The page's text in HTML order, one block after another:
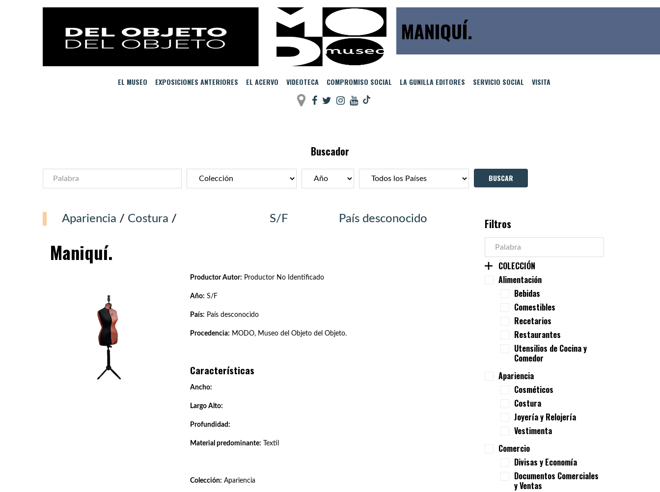
MANIQUÍ.
EL MUSEO EXPOSICIONES ANTERIORES EL ACERVO VIDEOTECA COMPROMISO SOCIAL LA GUNILLA EDITORES SERVICIO SOCIAL VISITA
Buscador
Apariencia / Costura / S/F País desconocido
Maniquí.
Productor Autor: Productor No Identificado
Año: S/F
País: País desconocido
Procedencia: MODO, Museo del Objeto del Objeto.
Características
Ancho:
Largo Alto:
Profundidad:
Material predominante: Textil
Colección: Apariencia
Filtros
COLECCIÓN
Alimentación
Bebidas
Comestibles
Recetarios
Restaurantes
Utensilios de Cocina y
Comedor
Apariencia
Cosméticos
Costura
Joyería y Relojería
Vestimenta
Comercio
Divisas y Economía
Documentos Comerciales
y Ventas